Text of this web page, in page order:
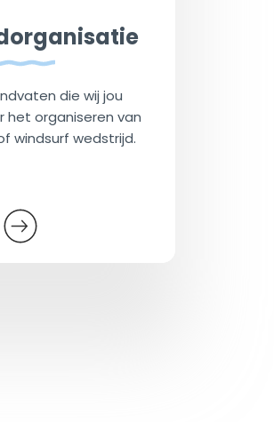
die wij jou
het organiseren van
windsurf wedstrijd.